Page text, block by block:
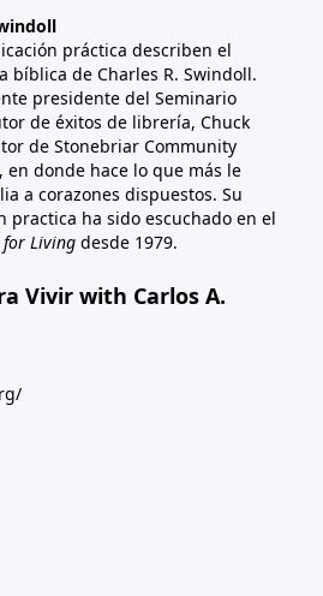
práctica describen el
bíblica de Charles R. Swindoll.
presidente del Seminario
de éxitos de librería, Chuck
de Stonebriar Community
en donde hace lo que más le
a corazones dispuestos. Su
practica ha sido escuchado en el
Living desde 1979.
Vivir with Carlos A.